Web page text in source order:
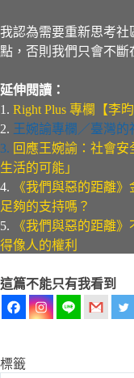
我認為需要重新思考
點，否則我們只會不斷
延伸閱讀：
1. Right Plus 專欄【李
2. 王婉諭專欄／臺灣的
3. 回應王婉諭：社會
生活的可能」
4.
《我們與惡的距離
足夠的支持嗎？
5.
《我們與惡的距離
得像人的權利
這篇不能只有我看到
標籤